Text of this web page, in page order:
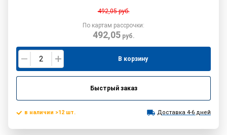
492,05руб.
По картам рассрочки:
492,05руб.
В корзину
Быстрый заказ
в наличии >12 шт. Доставка 4-6 дней